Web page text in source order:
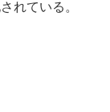
れている。